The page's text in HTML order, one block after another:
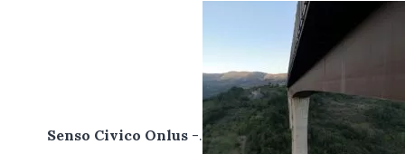
Senso Civico Onlus -.